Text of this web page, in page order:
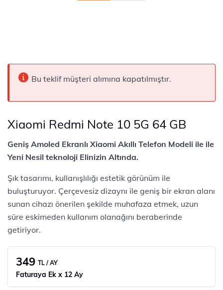
Bu teklif müşteri alımına kapatılmıştır.
Xiaomi Redmi Note 10 5G 64 GB
Geniş Amoled Ekranlı Xiaomi Akıllı Telefon Modeli ile ile
Yeni Nesil teknoloji Elinizin Altında.
Şık tasarımı, kullanışlılığı estetik görünüm ile
buluşturuyor. Çerçevesiz dizaynı ile geniş bir ekran alanı
sunan cihazı önerilen şekilde muhafaza etmek, uzun
süre eskimeden kullanım olanağını beraberinde
getiriyor.
349 TL / AY
Faturaya Ek x 12 Ay